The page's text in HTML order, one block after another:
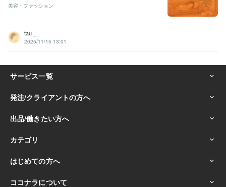
美容・ファッション
tau _
2025/11/15 13:01